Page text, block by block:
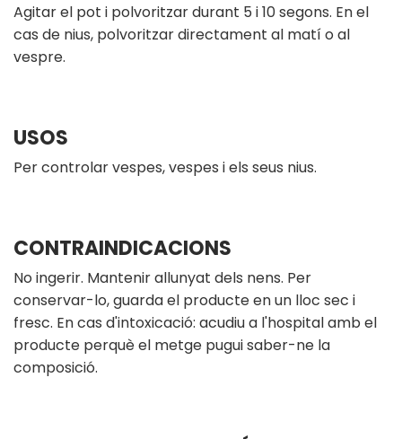
Agitar el pot i polvoritzar durant 5 i 10 segons. En el
cas de nius, polvoritzar directament al matí o al
vespre.
USOS
Per controlar vespes, vespes i els seus nius.
CONTRAINDICACIONS
No ingerir. Mantenir allunyat dels nens. Per
conservar-lo, guarda el producte en un lloc sec i
fresc. En cas d'intoxicació: acudiu a l'hospital amb el
producte perquè el metge pugui saber-ne la
composició.